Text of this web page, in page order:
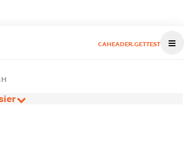
CAHEADER.GETTEST